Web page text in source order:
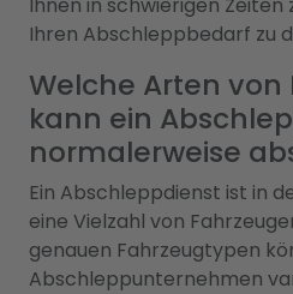
Ihren Abschleppbedarf zu
Welche Arten von
kann ein
normalerweise
Ein Abschleppdienst ist in
eine Vielzahl von
genauen Fahrzeugtypen
Abschleppunternehmen